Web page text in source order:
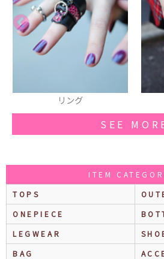
スマフォカバー
SEE
ITEM
TOPS
ONEPIECE
LEGWEAR
BAG